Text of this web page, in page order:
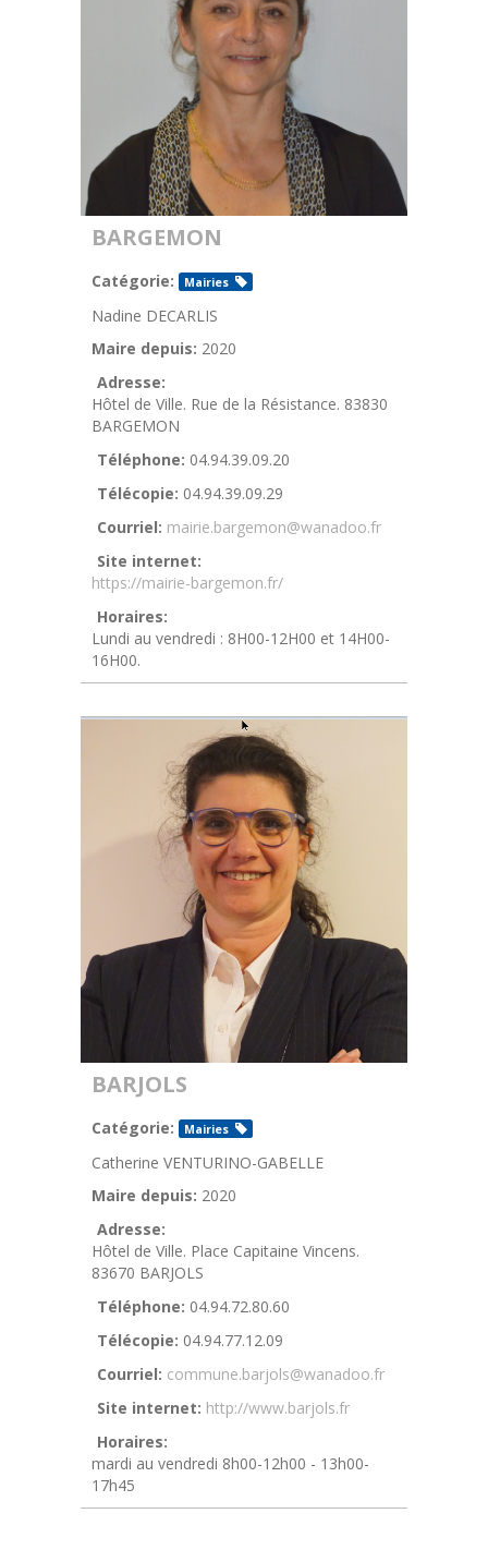
BARGEMON
Catégorie: Mairies
Nadine DECARLIS
Maire depuis: 2020
Adresse:
Hôtel de Ville. Rue de la Résistance. 83830
BARGEMON
Téléphone: 04.94.39.09.20
Télécopie: 04.94.39.09.29
Courriel: mairie.bargemon@wanadoo.fr
Site internet:
https://mairie-bargemon.fr/
Horaires:
Lundi au vendredi : 8H00-12H00 et 14H00-
16H00.
BARJOLS
Catégorie: Mairies
Catherine VENTURINO-GABELLE
Maire depuis: 2020
Adresse:
Hôtel de Ville. Place Capitaine Vincens.
83670 BARJOLS
Téléphone: 04.94.72.80.60
Télécopie: 04.94.77.12.09
Courriel: commune.barjols@wanadoo.fr
Site internet: http://www.barjols.fr
Horaires:
mardi au vendredi 8h00-12h00 - 13h00-
17h45